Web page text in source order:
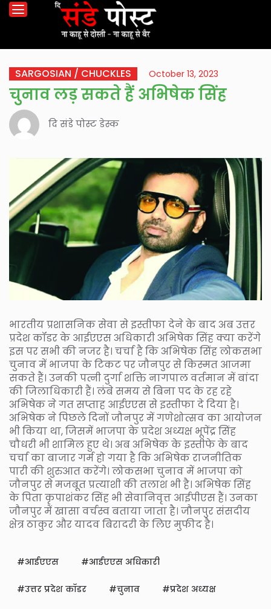
SARGOSIAN / CHUCKLES October 13, 2023
चुनाव लड़ सकते हैं अभिषेक सिंह
दि संडे पोस्ट डेस्क
भारतीय प्रशासनिक सेवा से इस्तीफा देने के बाद अब उत्तर
प्रदेश कॉडर के आईएएस अधिकारी अभिषेक सिंह क्या करेंगे
इस पर सभी की नजर है। चर्चा है कि अभिषेक सिंह लोकसभा
चुनाव में भाजपा के टिकट पर जौनपुर से किस्मत आजमा
सकते हैं। उनकी पत्नी दुर्गा शक्ति नागपाल वर्तमान में बांदा
की जिलाधिकारी हैं। लंबे समय से बिना पद के रह रहे
अभिषेक ने गत सप्ताह आईएएस से इस्तीफा दे दिया है।
अभिषेक ने पिछले दिनों जौनपुर में गणेशोत्सव का आयोजन
भी किया था, जिसमें भाजपा के प्रदेश अध्यक्ष भूपेंद्र सिंह
चौधरी भी शामिल हुए थे। अब अभिषेक के इस्तीफे के बाद
चर्चा का बाजार गर्म हो गया है कि अभिषेक राजनीतिक
पारी की शुरुआत करेंगे। लोकसभा चुनाव में भाजपा को
जौनपुर से मजबूत प्रत्याशी की तलाश भी है। अभिषेक सिंह
के पिता कृपाशंकर सिंह भी सेवानिवृत्त आईपीएस हैं। उनका
जौनपुर में खासा वर्चस्व बताया जाता है। जौनपुर संसदीय
क्षेत्र ठाकुर और यादव बिरादरी के लिए मुफीद है।
आईएएस आईएएस अधिकारी
उत्तर प्रदेश कॉडर चुनाव प्रदेश अध्यक्ष